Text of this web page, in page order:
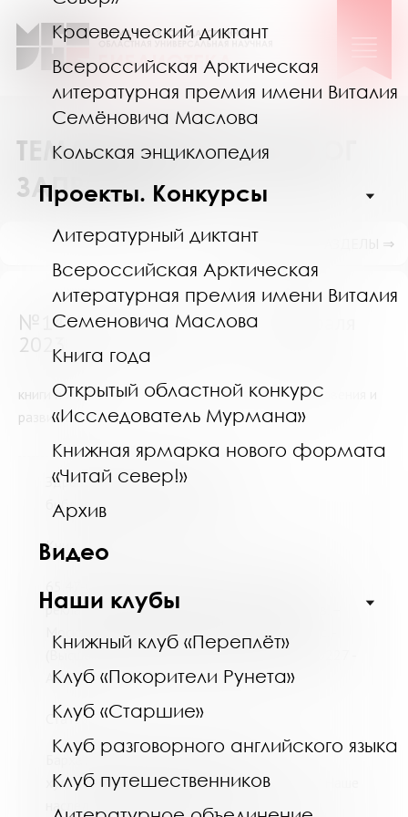
Краеведческий диктант
Всероссийская Арктическая
литературная премия имени Виталия
Семёновича Маслова
Кольская энциклопедия
Проекты. Конкурсы
Литературный диктант
Всероссийская Арктическая
литературная премия имени Виталия
Семеновича Маслова
Книга года
Открытый областной конкурс
«Исследователь Мурмана»
Книжная ярмарка нового формата
«Читай север!»
Архив
Видео
Наши клубы
Книжный клуб «Переплёт»
Клуб «Покорители Рунета»
Клуб «Старшие»
Клуб разговорного английского языка
Клуб путешественников
ТЕМАТИЧЕСКИЙ КАТАЛОГ
ЗАПРОСОВ
№14100 (Мурманск) от 13 февраля
2023
книги и журналы об афишах, их истории возникновения и
развития.
Здравствуйте. Предлагаем Вам
библиографический список:
Книга
рекламы : учебное пособие / Ю. А. Шестаков. –
Москва : РИОР : ИНФРА-М, 2016. - 257, [1] с. -
(Высшее образование – Бакалавриат). (1770227 -
АБ)
Статьи
Бархатова, Е. В. Рождение русской
художественной афиши / Е. В. Бархатова // Наше
наследие. – 1993. – № 27. – С. 101.
ПОКАЗАТЬ ПОДРАЗДЕЛЫ ⇒